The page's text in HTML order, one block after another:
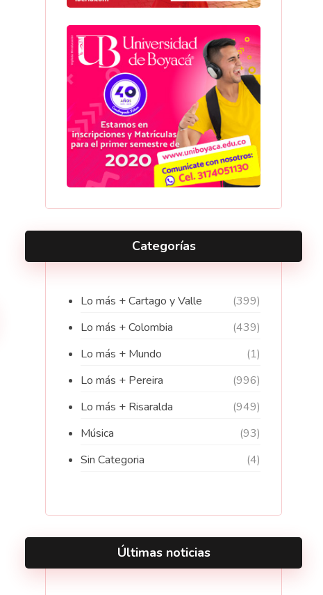
Categorías
Lo más + Cartago y Valle
(399)
Lo más + Colombia
(439)
Lo más + Mundo
(1)
Lo más + Pereira
(996)
Lo más + Risaralda
(949)
Música
(93)
Sin Categoria
(4)
Últimas noticias